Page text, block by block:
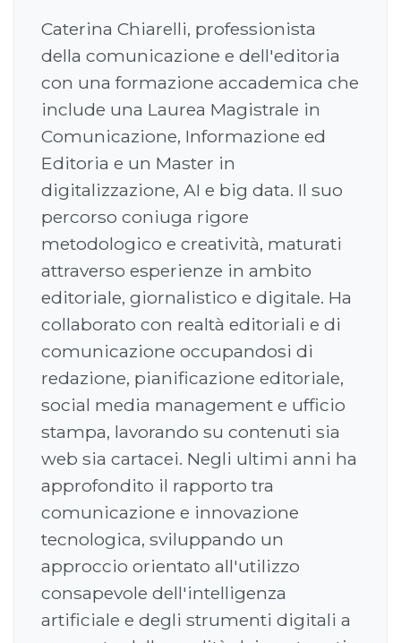
Caterina Chiarelli, professionista
della comunicazione e dell'editoria
con una formazione accademica che
include una Laurea Magistrale in
Comunicazione, Informazione ed
Editoria e un Master in
digitalizzazione, AI e big data. Il suo
percorso coniuga rigore
metodologico e creatività, maturati
attraverso esperienze in ambito
editoriale, giornalistico e digitale. Ha
collaborato con realtà editoriali e di
comunicazione occupandosi di
redazione, pianificazione editoriale,
social media management e ufficio
stampa, lavorando su contenuti sia
web sia cartacei. Negli ultimi anni ha
approfondito il rapporto tra
comunicazione e innovazione
tecnologica, sviluppando un
approccio orientato all'utilizzo
consapevole dell'intelligenza
artificiale e degli strumenti digitali a